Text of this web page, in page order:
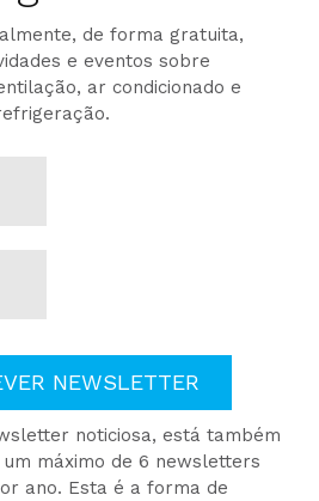
de forma gratuita,
e eventos sobre
ar condicionado e
NEWSLETTER
noticiosa, está também
máximo de 6 newsletters
ano. Esta é a forma de